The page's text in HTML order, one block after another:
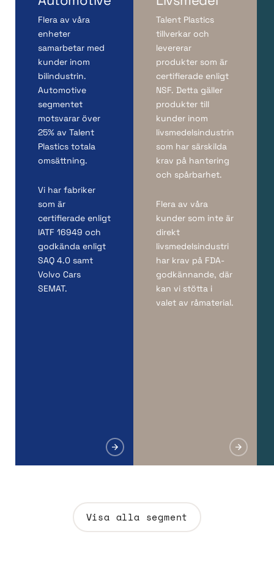
Flera av våra
enheter
samarbetar med
kunder inom
bilindustrin.
Automotive
segmentet
motsvarar över
25% av Talent
Plastics totala
omsättning.
Vi har fabriker
som är
certifierade enligt
IATF 16949 och
godkända enligt
SAQ 4.0 samt
Volvo Cars
SEMAT.
Talent Plastics
tillverkar och
levererar
produkter som är
certifierade enligt
NSF. Detta gäller
produkter till
kunder inom
livsmedelsindustrin
som har särskilda
krav på hantering
och spårbarhet.
Flera av våra
kunder som inte är
direkt
livsmedelsindustri
har krav på FDA-
godkännande, där
kan vi stötta i
valet av råmaterial.
Visa alla segment